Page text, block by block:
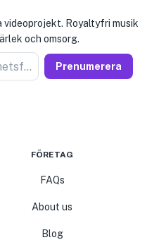
videoprojekt. Royaltyfri musik
och omsorg.
Prenumerera på nyhetsförsäljare Prenumerera
FÖRETAG
FAQs
About us
Blog